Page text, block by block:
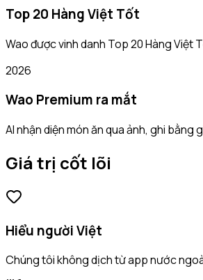
Top 20 Hàng Việt Tốt
Wao được vinh danh Top 20 Hàng Việt
2026
Wao Premium ra mắt
AI nhận diện món ăn qua ảnh, ghi
Giá trị cốt lõi
Hiểu người Việt
Chúng tôi không dịch từ app nước